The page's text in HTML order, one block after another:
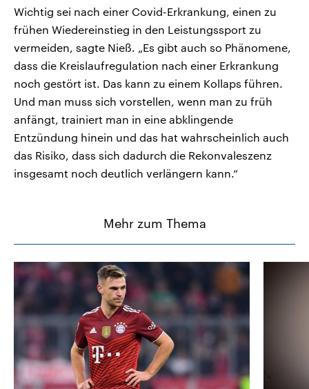
Wichtig sei nach einer Covid-Erkrankung, einen zu
frühen Wiedereinstieg in den Leistungssport zu
vermeiden, sagte Nieß. „Es gibt auch so Phänomene,
dass die Kreislaufregulation nach einer Erkrankung
noch gestört ist. Das kann zu einem Kollaps führen.
Und man muss sich vorstellen, wenn man zu früh
anfängt, trainiert man in eine abklingende
Entzündung hinein und das hat wahrscheinlich auch
das Risiko, dass sich dadurch die Rekonvaleszenz
insgesamt noch deutlich verlängern kann.“
Mehr zum Thema